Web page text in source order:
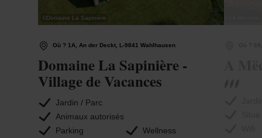
© Domaine La Sapinière
Où ? 1A, An der Deckt, L-9841 Wahlhausen
Domaine La Sapinière -
Village de Vacances
Jardin / Parc
Animaux autorisés
Parking
Wellness